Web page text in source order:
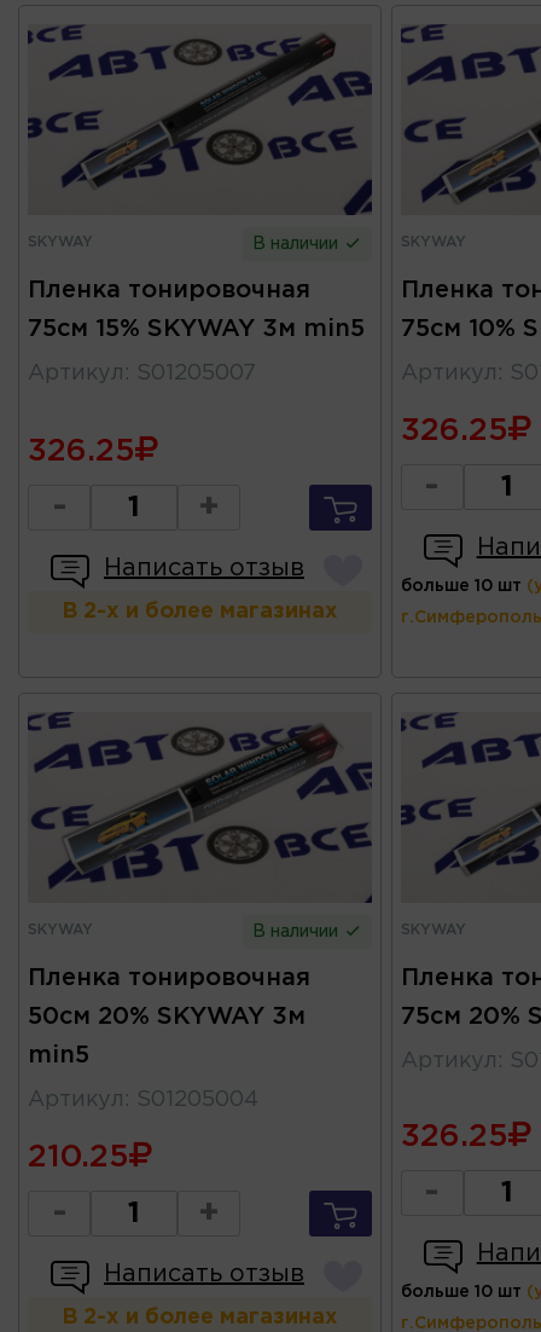
SKYWAY В наличии
Пленка тонировочная
75см 15% SKYWAY 3м min5
Артикул : S01205007
326.25
- +
Написать отзыв
В 2-х и более магазинах
SKYWAY
Пленка
75см 10%
Артикул :
326.25
-
больше 10 шт
SKYWAY В наличии
Пленка тонировочная
50см 20% SKYWAY 3м
min5
Артикул : S01205004
210.25
- +
Написать отзыв
В 2-х и более магазинах
SKYWAY
Пленка
75см 20%
Артикул :
326.25
-
больше 10 шт